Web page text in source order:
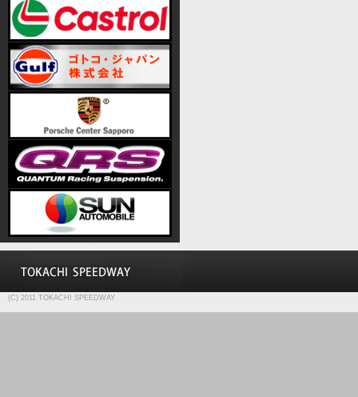
(C) 2011 TOKACHI SPEEDWAY